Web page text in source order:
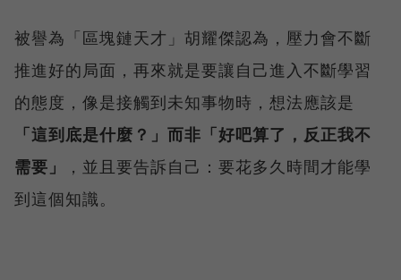
被譽為「區塊鏈天才」胡耀傑認為，壓力會不斷
推進好的局面，再來就是要讓自己進入不斷學習
的態度，像是接觸到未知事物時，想法應該是
「這到底是什麼？」而非「好吧算了，反正我不
需要」
，並且要告訴自己：要花多久時間才能學
到這個知識。